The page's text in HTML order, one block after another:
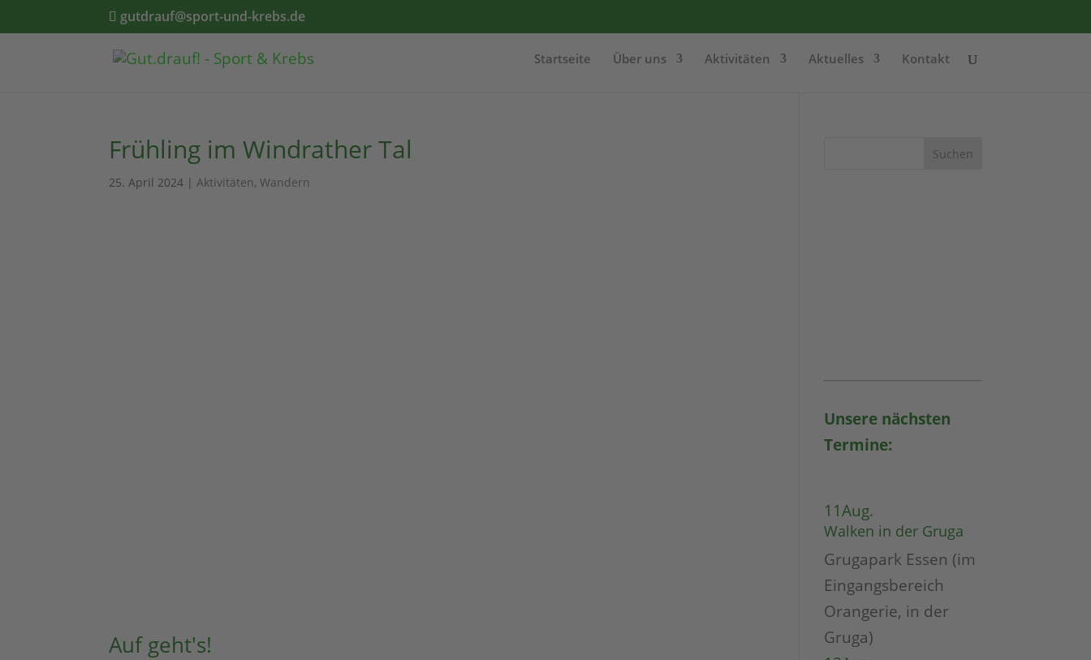
gutdrauf@sport-und-krebs.de
Startseite Über uns Aktivitäten Aktuelles Kontakt
Frühling im Windrather Tal
25. April 2024 |Aktivitäten,Wandern
Auf geht's!
Suchen
Unsere nächsten
Termine:
11Aug.
Walken in der Gruga
Grugapark Essen (im
Eingangsbereich
Orangerie, in der
Gruga)